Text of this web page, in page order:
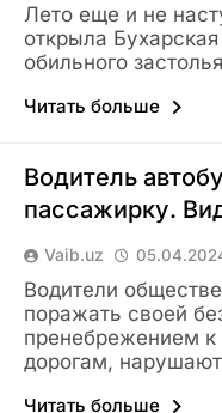
Лето еще и не
открыла
обильного
Читать больше
Водитель
пассажирку.
Vaib.uz
Водители
поражать своей
пренебрежением
дорогам,
Читать больше